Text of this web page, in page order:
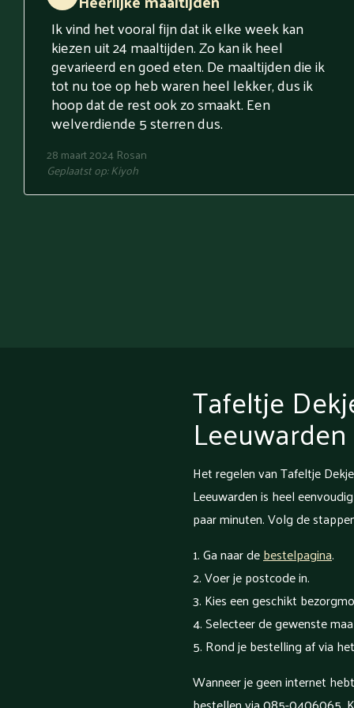
Ik vind het vooral fijn dat ik elke week kan
kiezen uit 24 maaltijden. Zo kan ik heel
gevarieerd en goed eten. De maaltijden die ik
tot nu toe op heb waren heel lekker, dus ik
hoop dat de rest ook zo smaakt. Een
welverdiende 5 sterren dus.
28 maart 2024 Rosan
Geplaatst op:Kiyoh
Tafeltje
Het regelen van Tafeltje
Leeuwarden is heel
paar minuten. Volg de
Ga naar debestelpagina.
Voer je postcode in.
Kies een geschikt
Selecteer de gewenste
Rond je bestelling af via
Wanneer je geen internet